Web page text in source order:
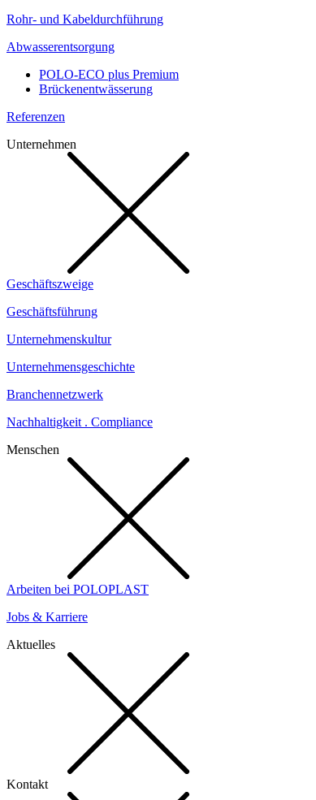
Rohr- und Kabeldurchführung
Abwasserentsorgung
POLO-ECO plus Premium
Brückenentwässerung
Referenzen
Unternehmen
Geschäftszweige
Geschäftsführung
Unternehmenskultur
Unternehmensgeschichte
Branchennetzwerk
Nachhaltigkeit . Compliance
Menschen
Arbeiten bei POLOPLAST
Jobs & Karriere
Aktuelles
Kontakt